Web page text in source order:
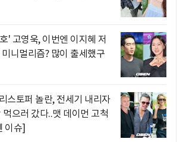
' 고영욱, 이번엔 이지혜 저
니멀리즘? 많이 출세했구
스토퍼 놀란, 전세기 내리자
먹으러 갔다..맷 데이먼 고척
이슈]